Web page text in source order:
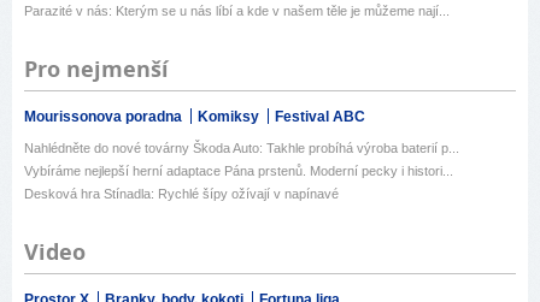
Parazité v nás: Kterým se u nás líbí a kde v našem těle je můžeme nají...
Pro nejmenší
Mourissonova poradna Komiksy Festival ABC
Nahlédněte do nové továrny Škoda Auto: Takhle probíhá výroba baterií p...
Vybíráme nejlepší herní adaptace Pána prstenů. Moderní pecky i histori...
Desková hra Stínadla: Rychlé šípy ožívají v napínavé
Video